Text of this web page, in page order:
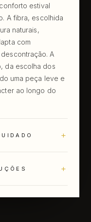
estival
A fibra, escolhida
naturais,
com
A
da escolha dos
uma peça leve e
ao longo do
+
+